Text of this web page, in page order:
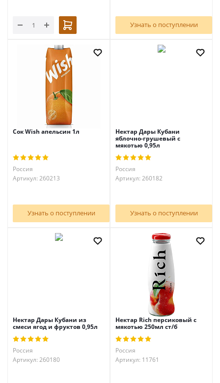
Узнать о поступлении
Сок Wish апельсин 1л
Россия
Артикул: 260213
Узнать о поступлении
Нектар Дары Кубани
яблочно-грушевый с
мякотью 0,95л
Россия
Артикул: 260182
Узнать о поступлении
Нектар Дары Кубани из
смеси ягод и фруктов 0,95л
Россия
Артикул: 260180
Нектар Rich персиковый с
мякотью 250мл ст/б
Россия
Артикул: 11761